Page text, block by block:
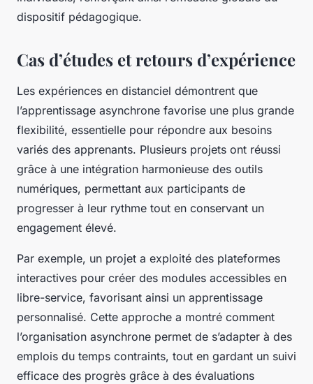
dispositif pédagogique.
Cas d’études et retours d’expérience
Les expériences en distanciel démontrent que
l’apprentissage asynchrone favorise une plus grande
flexibilité, essentielle pour répondre aux besoins
variés des apprenants. Plusieurs projets ont réussi
grâce à une intégration harmonieuse des outils
numériques, permettant aux participants de
progresser à leur rythme tout en conservant un
engagement élevé.
Par exemple, un projet a exploité des plateformes
interactives pour créer des modules accessibles en
libre-service, favorisant ainsi un apprentissage
personnalisé. Cette approche a montré comment
l’organisation asynchrone permet de s’adapter à des
emplois du temps contraints, tout en gardant un suivi
efficace des progrès grâce à des évaluations